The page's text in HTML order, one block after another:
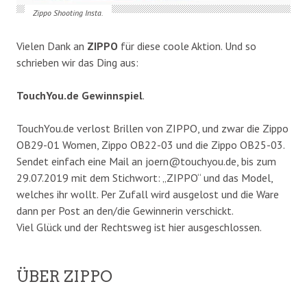
Zippo Shooting Insta.
Vielen Dank an ZIPPO für diese coole Aktion. Und so
schrieben wir das Ding aus:
TouchYou.de Gewinnspiel.
TouchYou.de verlost Brillen von ZIPPO, und zwar die Zippo
OB29-01 Women, Zippo OB22-03 und die Zippo OB25-03.
Sendet einfach eine Mail an joern@touchyou.de, bis zum
29.07.2019 mit dem Stichwort: „ZIPPO“ und das Model,
welches ihr wollt. Per Zufall wird ausgelost und die Ware
dann per Post an den/die Gewinnerin verschickt.
Viel Glück und der Rechtsweg ist hier ausgeschlossen.
ÜBER ZIPPO